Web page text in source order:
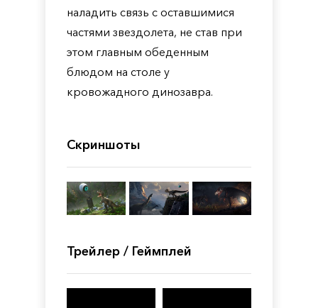
наладить связь с оставшимися
частями звездолета, не став при
этом главным обеденным
блюдом на столе у
кровожадного динозавра.
Скриншоты
Трейлер / Геймплей